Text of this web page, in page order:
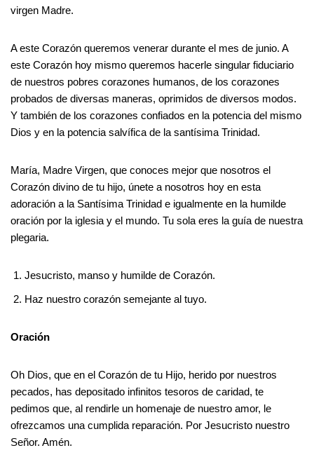
virgen Madre.
A este Corazón queremos venerar durante el mes de junio. A
este Corazón hoy mismo queremos hacerle singular fiduciario
de nuestros pobres corazones humanos, de los corazones
probados de diversas maneras, oprimidos de diversos modos.
Y también de los corazones confiados en la potencia del mismo
Dios y en la potencia salvífica de la santísima Trinidad.
María, Madre Virgen, que conoces mejor que nosotros el
Corazón divino de tu hijo, únete a nosotros hoy en esta
adoración a la Santísima Trinidad e igualmente en la humilde
oración por la iglesia y el mundo. Tu sola eres la guía de nuestra
plegaria.
Jesucristo, manso y humilde de Corazón.
Haz nuestro corazón semejante al tuyo.
Oración
Oh Dios, que en el Corazón de tu Hijo, herido por nuestros
pecados, has depositado infinitos tesoros de caridad, te
pedimos que, al rendirle un homenaje de nuestro amor, le
ofrezcamos una cumplida reparación. Por Jesucristo nuestro
Señor. Amén.